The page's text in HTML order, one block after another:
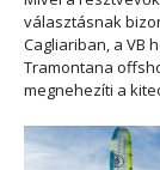
választásnak
Cagliariban, a VB
Tramontana
megnehezíti a